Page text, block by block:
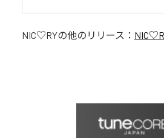
NIC♡RYの他のリリース：